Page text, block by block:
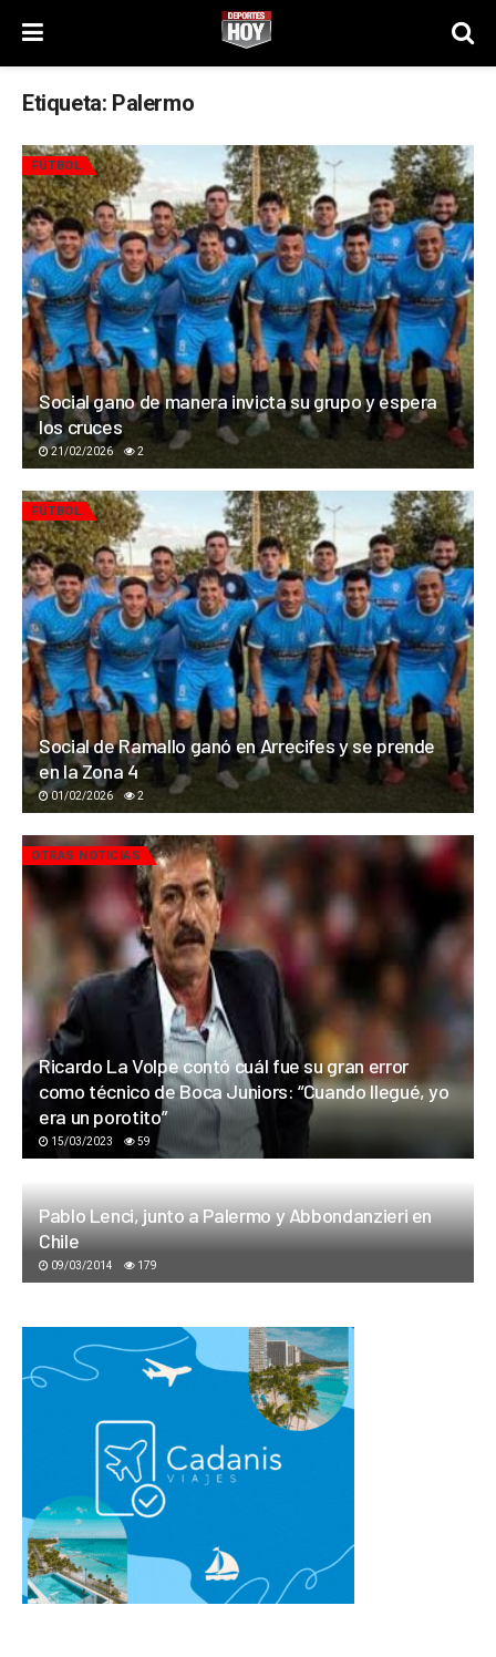
Etiqueta: Palermo
FÚTBOL
Social gano de manera invicta su grupo y espera
los cruces
21/02/2026 2
FÚTBOL
Social de Ramallo ganó en Arrecifes y se prende
en la Zona 4
01/02/2026 2
OTRAS NOTICIAS
Ricardo La Volpe contó cuál fue su gran error
como técnico de Boca Juniors: “Cuando llegué, yo
era un porotito”
15/03/2023 59
Pablo Lenci, junto a Palermo y Abbondanzieri en
Chile
09/03/2014 179